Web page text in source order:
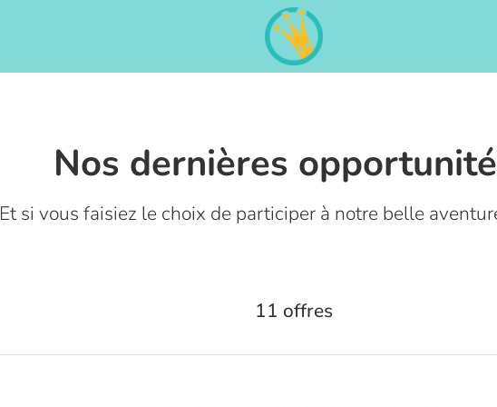
Nos dernières
Et si vous faisiez le choix de participer à notre belle
11 offres